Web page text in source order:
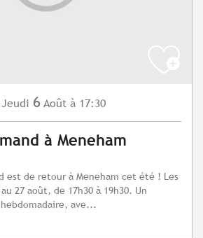
Jeudi 6 Août à 17:30
à Meneham
est de retour à Meneham cet été ! Les
27 août, de 17h30 à 19h30. Un
ave...